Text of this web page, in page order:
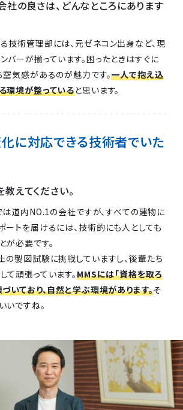
社の良さは、どんなところにあります
技術管理部には、元ゼネコン出身など、現
バーが揃っています。困ったときはすぐに
空気感があるのが魅力です。一人で抱え込
環境が整っていると思います。
に対応できる技術者でいた
えてください。
道内NO.1の会社ですが、すべての建物に
ートを届けるには、技術的にも人としても
が必要です。
の製図試験に挑戦していますし、後輩たち
頑張っています。MMSには「資格を取ろ
いており、自然と学ぶ環境があります。そ
いですね。